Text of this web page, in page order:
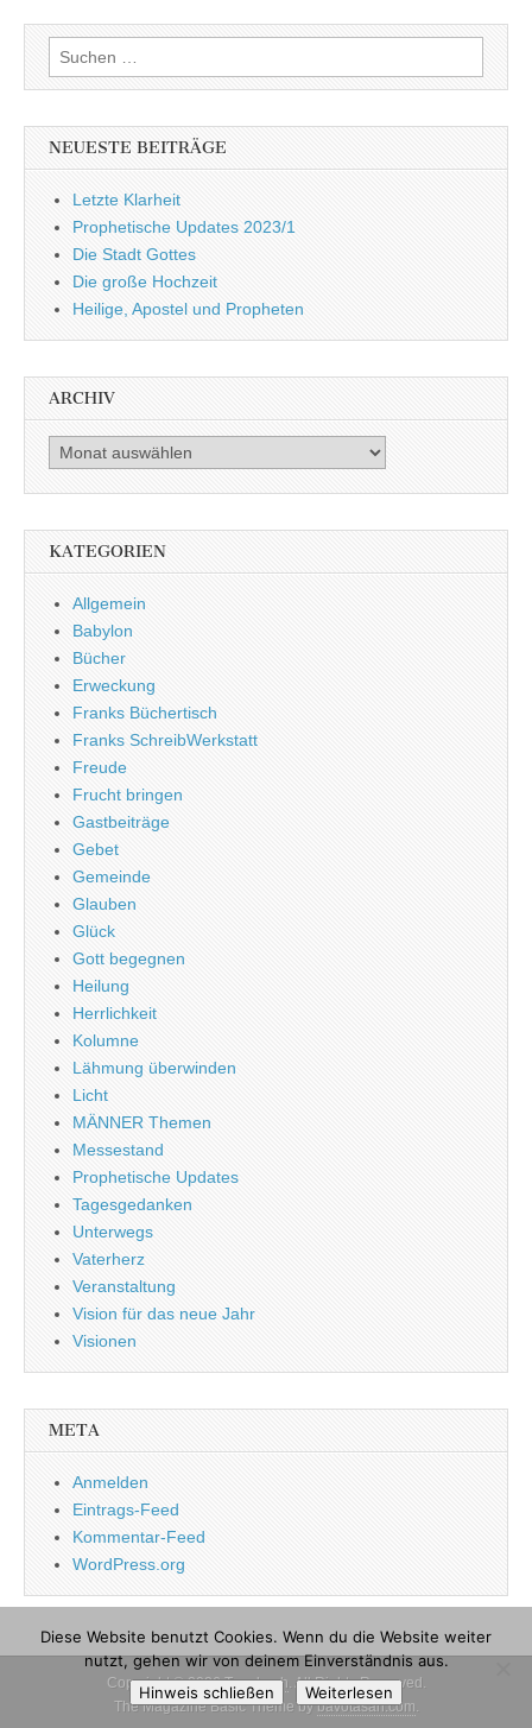
Suchen
nach:
NEUESTE BEITRÄGE
Letzte Klarheit
Prophetische Updates 2023/1
Die Stadt Gottes
Die große Hochzeit
Heilige, Apostel und Propheten
ARCHIV
Archiv
KATEGORIEN
Allgemein
Babylon
Bücher
Erweckung
Franks Büchertisch
Franks SchreibWerkstatt
Freude
Frucht bringen
Gastbeiträge
Gebet
Gemeinde
Glauben
Glück
Gott begegnen
Heilung
Herrlichkeit
Kolumne
Lähmung überwinden
Licht
MÄNNER Themen
Messestand
Prophetische Updates
Tagesgedanken
Unterwegs
Vaterherz
Veranstaltung
Vision für das neue Jahr
Visionen
META
Anmelden
Eintrags-Feed
Kommentar-Feed
WordPress.org
Copyright © 2026Tagebuch. All Rights Reserved.
The Magazine Basic Theme bybavotasan.com.
Diese Website benutzt Cookies. Wenn du die Website weiter
nutzt, gehen wir von deinem Einverständnis aus.
Hinweis schließen
Weiterlesen